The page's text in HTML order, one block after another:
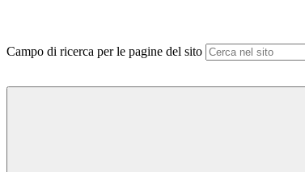
Campo di ricerca per le pagine del sito